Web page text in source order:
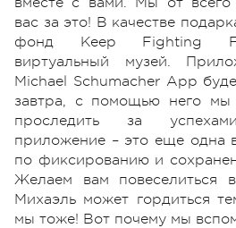
вас за это! В качестве
фонд Keep Fighting
виртуальный музей.
Michael Schumacher App
завтра, с помощью него мы
проследить за
приложение – это еще одна
по фиксированию и
Желаем вам повеселиться
Михаэль может гордиться
мы тоже! Вот почему мы